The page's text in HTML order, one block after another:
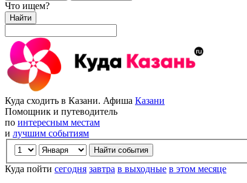
Что ищем?
Найти
Куда сходить в Казани. Афиша Казани
Помощник и путеводитель
по интересным местам
и лучшим событиям
Куда пойти сегодня завтра в выходные в этом месяце